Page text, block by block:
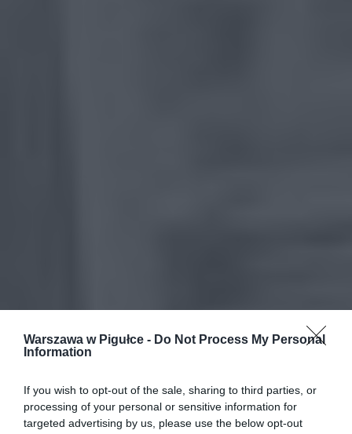
Warszawa w Pigułce - Do Not Process My Personal
Information
If you wish to opt-out of the sale, sharing to third parties, or
processing of your personal or sensitive information for
targeted advertising by us, please use the below opt-out